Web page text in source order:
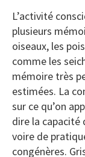
L’activité
plusieurs
oiseaux, les
comme les
mémoire très
estimées. La
sur ce qu’on
dire la capacité
voire de
congénères.